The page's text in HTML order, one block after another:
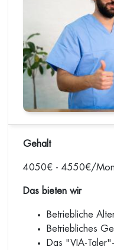
Gehalt
4050€ - 4550€/
Das bieten wir
Betriebliche
Betriebliches
Das "VIA-